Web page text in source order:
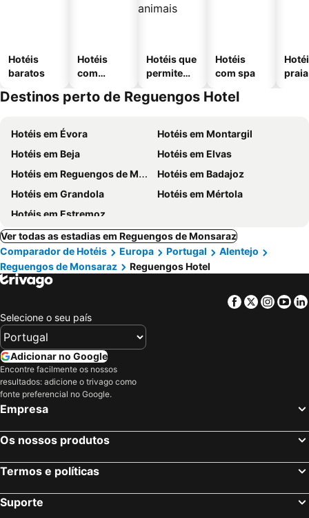
Hotéis
baratos
Hotéis
com
Hotéis que
permitem
Hotéis
com spa
praia
Destinos perto de Reguengos Hotel
Hotéis em Évora
Hotéis em Montargil
Hotéis em Beja
Hotéis em Elvas
Hotéis em Reguengos de Monsaraz
Hotéis em Badajoz
Hotéis em Grandola
Hotéis em Mértola
Hotéis em Estremoz
Ver todas as estadias em Reguengos de Monsaraz
Comparador de Hotéis
Europa Portugal
Alentejo
Reguengos de Monsaraz
Reguengos Hotel
Facebook
Twitter
Selecione o seu país
Adicionar no Google
Encontre facilmente os nossos
resultados: adicione o trivago como
fonte preferencial no Google.
Empresa
Os nossos produtos
Termos e políticas
Suporte